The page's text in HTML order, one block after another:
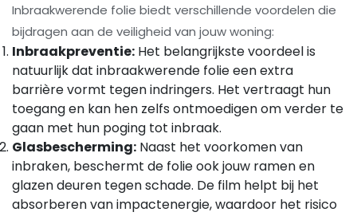
Inbraakwerende folie biedt verschillende voordelen die
bijdragen aan de veiligheid van jouw woning:
Inbraakpreventie: Het belangrijkste voordeel is
natuurlijk dat inbraakwerende folie een extra
barrière vormt tegen indringers. Het vertraagt ​​hun
toegang en kan hen zelfs ontmoedigen om verder te
gaan met hun poging tot inbraak.
Glasbescherming: Naast het voorkomen van
inbraken, beschermt de folie ook jouw ramen en
glazen deuren tegen schade. De film helpt bij het
absorberen van impactenergie, waardoor het risico